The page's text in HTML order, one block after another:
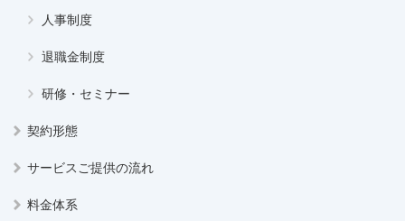
人事制度
退職金制度
研修・セミナー
契約形態
サービスご提供の流れ
料金体系